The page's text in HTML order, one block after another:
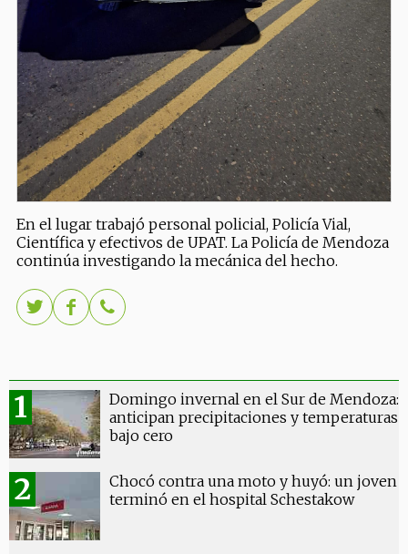
En el lugar trabajó personal policial, Policía Vial,
Científica y efectivos de UPAT. La Policía de Mendoza
continúa investigando la mecánica del hecho.
Domingo invernal en el Sur de Mendoza:
anticipan precipitaciones y temperaturas
bajo cero
Chocó contra una moto y huyó: un joven
terminó en el hospital Schestakow